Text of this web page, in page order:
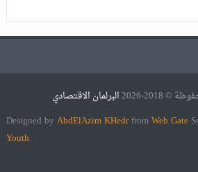
2018-2026
البرلمان الاقتصادي
Designed by AbdElAzim KHedrfromWeb Gate
Youth